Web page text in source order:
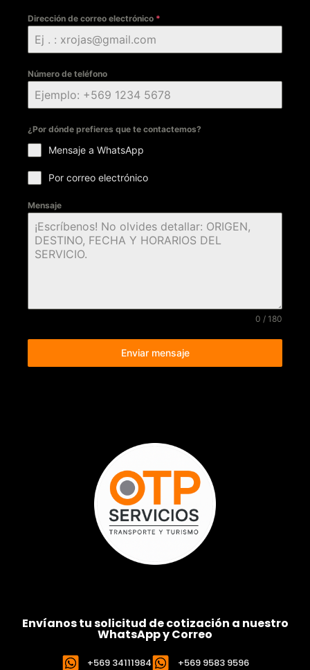
Dirección de correo electrónico *
Número de teléfono
¿Por dónde prefieres que te contactemos?
Mensaje a WhatsApp
Por correo electrónico
Mensaje
0 / 180
Enviar mensaje
Envíanos tu solicitud de cotización a nuestro
WhatsApp y Correo
+569 34111984 +569 9583 9596